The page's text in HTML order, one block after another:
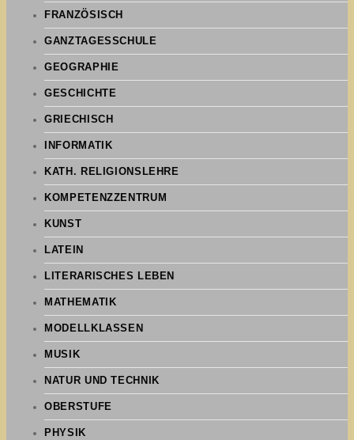
FRANZÖSISCH
GANZTAGESSCHULE
GEOGRAPHIE
GESCHICHTE
GRIECHISCH
INFORMATIK
KATH. RELIGIONSLEHRE
KOMPETENZZENTRUM
KUNST
LATEIN
LITERARISCHES LEBEN
MATHEMATIK
MODELLKLASSEN
MUSIK
NATUR UND TECHNIK
OBERSTUFE
PHYSIK